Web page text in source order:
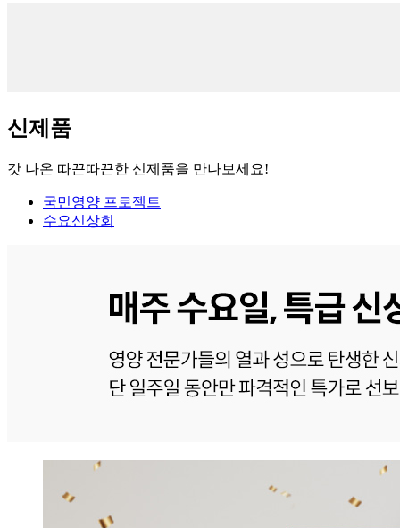
신제품
갓 나온 따끈따끈한 신제품을 만나보세요!
국민영양 프로젝트
수요신상회